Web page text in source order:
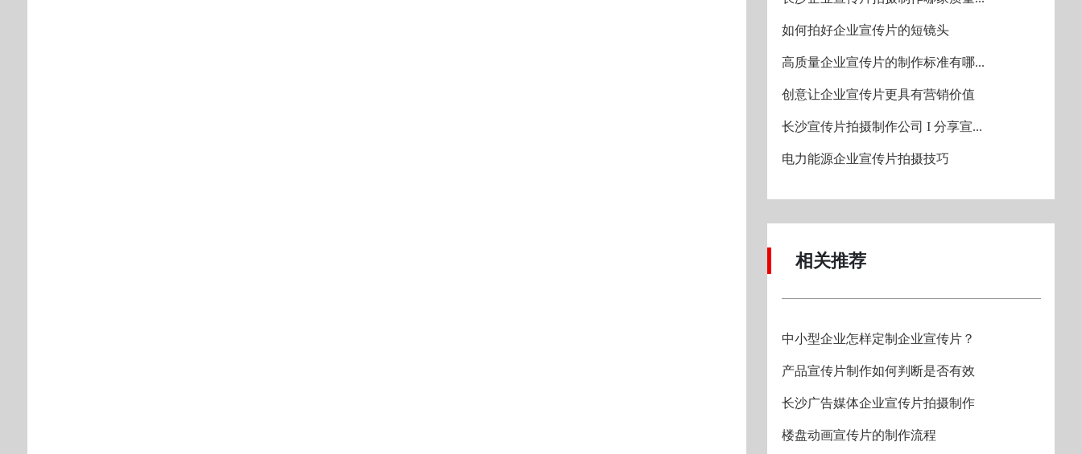
如何拍好企业宣传片的短镜头
高质量企业宣传片的制作标准有哪...
创意让企业宣传片更具有营销价值
长沙宣传片拍摄制作公司 I 分享宣...
电力能源企业宣传片拍摄技巧
相关推荐
中小型企业怎样定制企业宣传片？
产品宣传片制作如何判断是否有效
长沙广告媒体企业宣传片拍摄制作
楼盘动画宣传片的制作流程